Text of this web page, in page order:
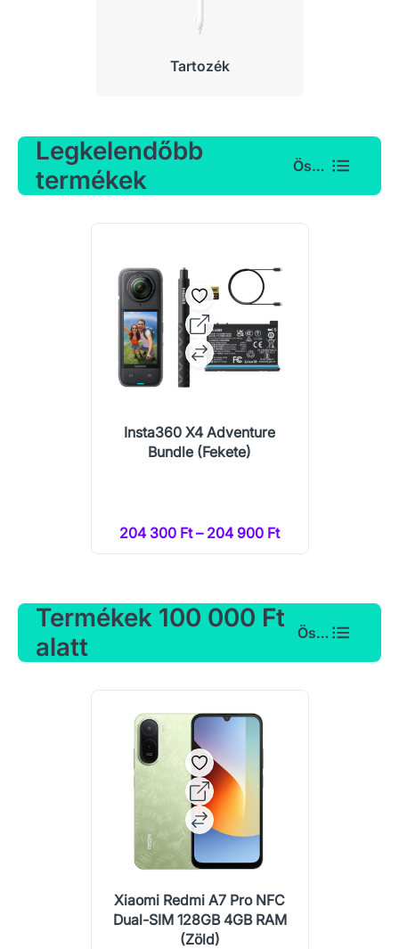
Tartozék
Legkelendőbb
termékek
Összes
Insta360 X4 Adventure
Bundle (Fekete)
204 300 Ft – 204 900 Ft
Termékek 100 000 Ft
alatt
Összes
Xiaomi Redmi A7 Pro NFC
Dual-SIM 128GB 4GB RAM
(Zöld)